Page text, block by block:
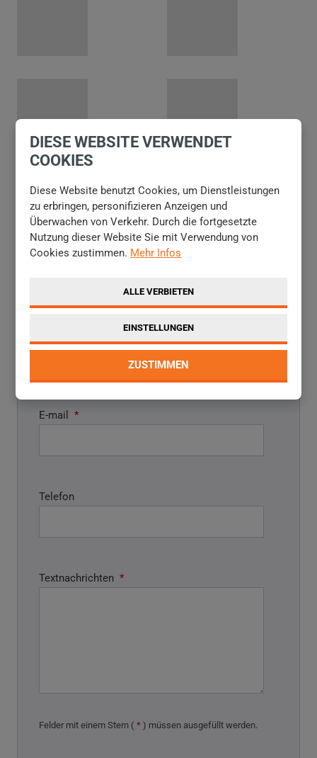
VORHERIGES
NÄCHSTES
INTERESSIEREN SIE SICH UM DAS
PFLUGEISEN OR-L? SCHREIBEN SIE
Name und Vorname *
E-mail *
Telefon
Textnachrichten *
Felder mit einem Stern ( * ) müssen ausgefüllt werden.
DIESE WEBSITE VERWENDET
COOKIES
Diese Website benutzt Cookies, um Dienstleistungen
zu erbringen, personifizieren Anzeigen und
Überwachen von Verkehr. Durch die fortgesetzte
Nutzung dieser Website Sie mit Verwendung von
Cookies zustimmen. Mehr Infos
ALLE VERBIETEN
EINSTELLUNGEN
ZUSTIMMEN